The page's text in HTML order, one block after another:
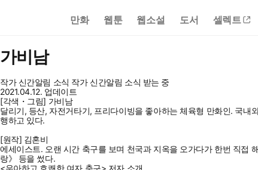
으
로
만화 웹툰 웹소설 도서 셀렉트
가비남
작가 신간알림 소식 작가 신간알림 소식 받는 중
2021.04.12. 업데이트
[각색・그림] 가비남
달리기, 등산, 자전거타기, 프리다이빙을 좋아하는 체육형 만화인. 국
행하고 있다.
[원작] 김혼비
에세이스트. 오랜 시간 축구를 보며 천국과 지옥을 오가다가 한번 직접
랑》 등을 썼다.
<우아하고 호쾌한 여자 축구> 저자 소개